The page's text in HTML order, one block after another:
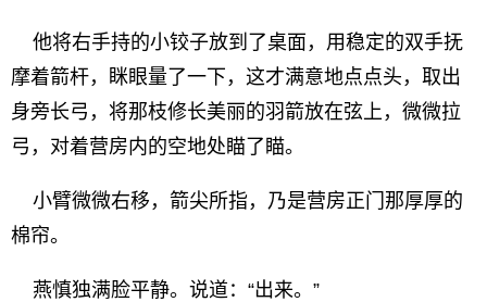
他将右手持的小铰子放到了桌面，用稳定的双手抚
摩着箭杆，眯眼量了一下，这才满意地点点头，取出
身旁长弓，将那枝修长美丽的羽箭放在弦上，微微拉
弓，对着营房内的空地处瞄了瞄。
小臂微微右移，箭尖所指，乃是营房正门那厚厚的
棉帘。
燕慎独满脸平静。说道：“出来。”